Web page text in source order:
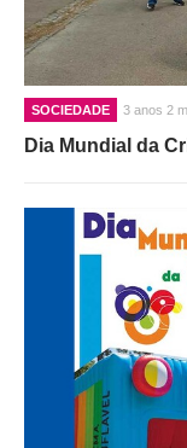
SOCIEDADE 3 anos 2
Dia Mundial da